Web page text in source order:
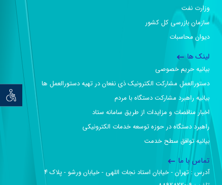
توان
وزارت نفت
سازمان بازرسی کل کشور
دیوان محاسبات
لینک ها
بیانیه حریم خصوصی
دستورالعمل مشارکت الکترونیک ذی نفعان در تهیه دستورالعمل ها
بیانیه راهبرد مشارکت دستگاه با مردم
اخبار مناقصات و مزایدات از طریق سامانه ستاد
راهبرد دستگاه در حوزه توسعه خدمات الکترونیکی
بیانیه توافق سطح خدمت
تماس با ما
آدرس :‌ تهران - خیابان استاد نجات اللهی - خیابان ورشو - پلاک ۴